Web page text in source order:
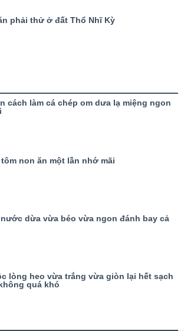
phải thử ở đất Thổ Nhĩ Kỳ
cách làm cá chép om dưa lạ miệng ngon
tôm non ăn một lần nhớ mãi
nước dừa vừa béo vừa ngon đánh bay cả
lòng heo vừa trắng vừa giòn lại hết sạch
quá khó